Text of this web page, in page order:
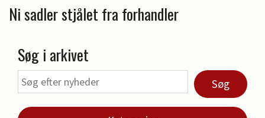
Ni sadler stjålet fra forhandler
Søg i arkivet
Søg